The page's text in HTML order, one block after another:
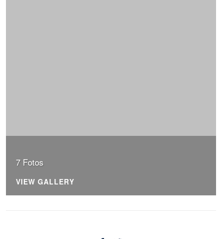
7 Fotos
VIEW GALLERY